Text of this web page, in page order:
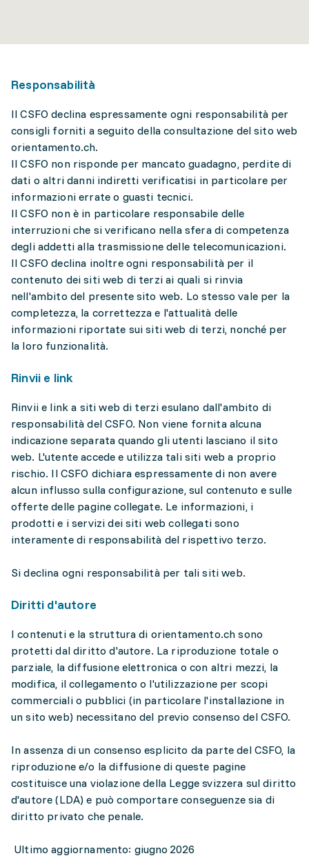
Responsabilità
Il CSFO declina espressamente ogni responsabilità per
consigli forniti a seguito della consultazione del sito web
orientamento.ch.
Il CSFO non risponde per mancato guadagno, perdite di
dati o altri danni indiretti verificatisi in particolare per
informazioni errate o guasti tecnici.
Il CSFO non è in particolare responsabile delle
interruzioni che si verificano nella sfera di competenza
degli addetti alla trasmissione delle telecomunicazioni.
Il CSFO declina inoltre ogni responsabilità per il
contenuto dei siti web di terzi ai quali si rinvia
nell'ambito del presente sito web. Lo stesso vale per la
completezza, la correttezza e l'attualità delle
informazioni riportate sui siti web di terzi, nonché per
la loro funzionalità.
Rinvii e link
Rinvii e link a siti web di terzi esulano dall'ambito di
responsabilità del CSFO. Non viene fornita alcuna
indicazione separata quando gli utenti lasciano il sito
web. L'utente accede e utilizza tali siti web a proprio
rischio. Il CSFO dichiara espressamente di non avere
alcun influsso sulla configurazione, sul contenuto e sulle
offerte delle pagine collegate. Le informazioni, i
prodotti e i servizi dei siti web collegati sono
interamente di responsabilità del rispettivo terzo.
Si declina ogni responsabilità per tali siti web.
Diritti d'autore
I contenuti e la struttura di orientamento.ch sono
protetti dal diritto d'autore. La riproduzione totale o
parziale, la diffusione elettronica o con altri mezzi, la
modifica, il collegamento o l'utilizzazione per scopi
commerciali o pubblici (in particolare l'installazione in
un sito web) necessitano del previo consenso del CSFO.
In assenza di un consenso esplicito da parte del CSFO, la
riproduzione e/o la diffusione di queste pagine
costituisce una violazione della Legge svizzera sul diritto
d'autore (LDA) e può comportare conseguenze sia di
diritto privato che penale.
Ultimo aggiornamento: giugno 2026